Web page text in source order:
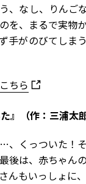
、なし、りんご
を、まるで実物
手がのびてしま
ちら
』（作：三浦太
…、くっついた！
後は、赤ちゃん
んもいっしょに